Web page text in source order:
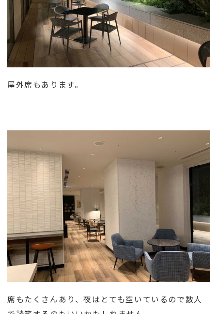
屋外席もあります。
席もたくさんあり、夜はとても空いているので数人